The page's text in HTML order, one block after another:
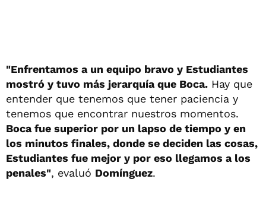
"Enfrentamos a un equipo bravo y Estudiantes
mostró y tuvo más jerarquía que Boca. Hay que
entender que tenemos que tener paciencia y
tenemos que encontrar nuestros momentos.
Boca fue superior por un lapso de tiempo y en
los minutos finales, donde se deciden las cosas,
Estudiantes fue mejor y por eso llegamos a los
penales", evaluó Domínguez.